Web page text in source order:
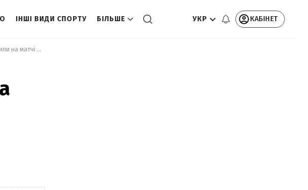
ІНШІ ВИДИ СПОРТУ БІЛЬШЕ УКР КАБІНЕТ
Маска, Макрона та Ердогана помітили на матчі фіналу ЧС-2022